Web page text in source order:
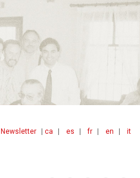
ca es fr en it
Newsletter